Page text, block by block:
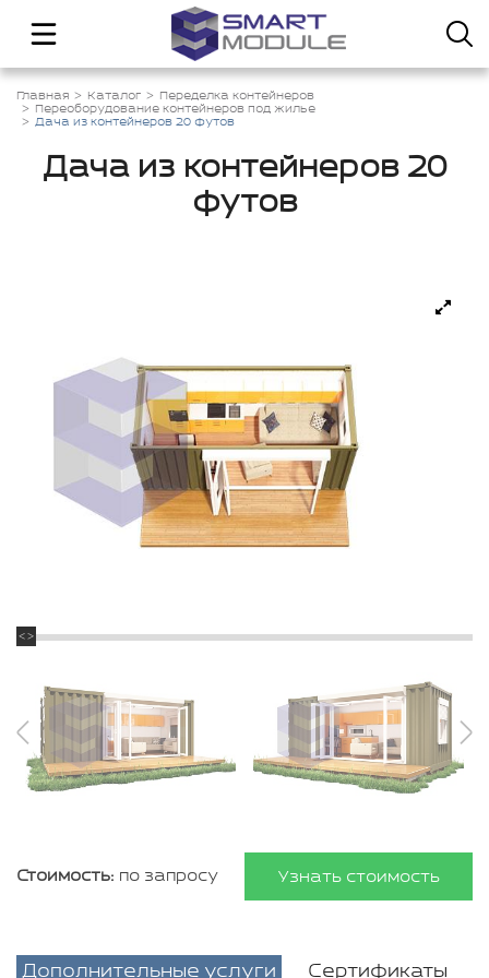
Главная Каталог
Переделка контейнеров
Переоборудование контейнеров под жилье
Дача из контейнеров 20 футов
Дача из контейнеров 20
футов
Стоимость: по запросу Узнать стоимость
Дополнительные услуги
Сертификаты